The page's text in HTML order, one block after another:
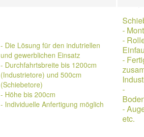
- Die Lösung für den indutriellen
und gewerblichen Einsatz
- Durchfahrtsbreite bis 1200cm
(Industrietore) und 500cm
(Schiebetore)
- Höhe bis 200cm
- Individuelle Anfertigung möglich
-
-
-
-
-
etc.